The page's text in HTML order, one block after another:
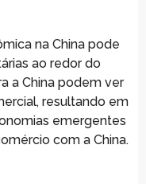
na China pode
ao redor do
a China podem ver
resultando em
emergentes
com a China.